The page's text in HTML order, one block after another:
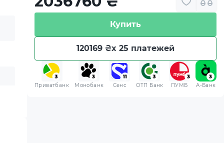
Купить
120169 ₴x 25 платежей
Приватбанк Монобанк Сенс ОТП Банк ПУМБ A-Банк